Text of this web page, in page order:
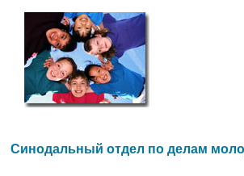
Синодальный отдел по делам